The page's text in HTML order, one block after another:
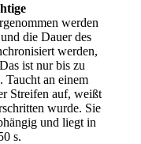
werden
die Dauer des
werden,
ist nur bis zu
Taucht an einem
Streifen auf, weißt
wurde. Sie
und liegt in
s.